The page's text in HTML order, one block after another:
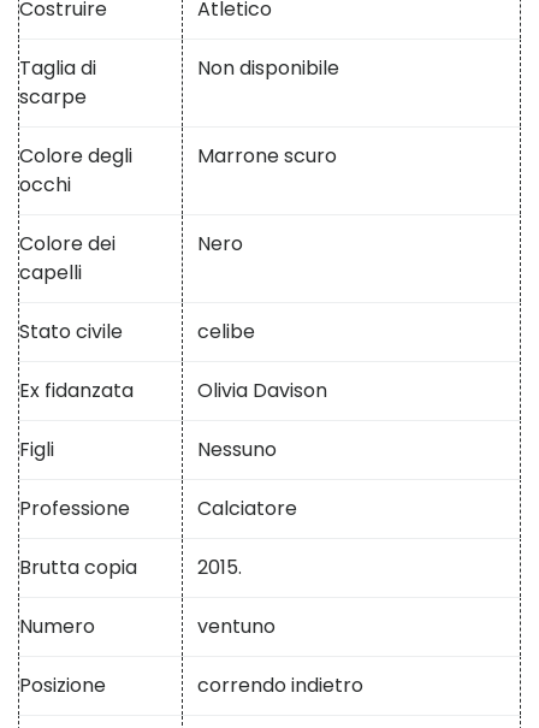
Costruire Atletico
Taglia di
scarpe
Non disponibile
Colore degli
occhi
Marrone scuro
Colore dei
capelli
Nero
Stato civile celibe
Ex fidanzata Olivia Davison
Figli Nessuno
Professione Calciatore
Brutta copia 2015.
Numero ventuno
Posizione correndo indietro